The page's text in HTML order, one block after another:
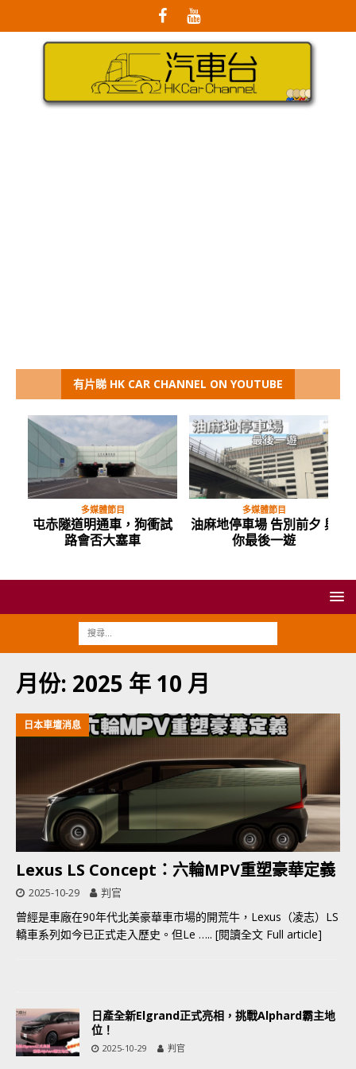
有片睇 HK CAR CHANNEL ON YOUTUBE
多媒體節目
屯赤隧道明通車，狗衝試
路會否大塞車
多媒體節目
油麻地停車場 告別前夕 與
你最後一遊
月份: 2025 年 10 月
日本車壇消息
Lexus LS Concept：六輪MPV重塑豪華定義
2025-10-29 判官
曾經是車廠在90年代北美豪華車市場的開荒牛，Lexus（凌志）LS
轎車系列如今已正式走入歷史。但Le ….. [閱讀全文 Full article]
日產全新Elgrand正式亮相，挑戰Alphard霸主地
位！
2025-10-29 判官